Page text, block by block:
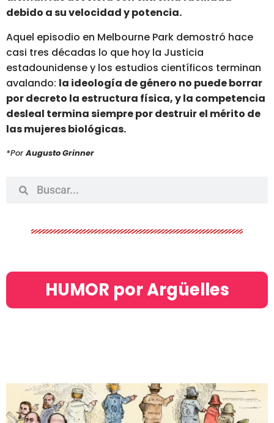
debido a su velocidad y potencia.
Aquel episodio en Melbourne Park demostró hace
casi tres décadas lo que hoy la Justicia
estadounidense y los estudios científicos terminan
avalando: la ideología de género no puede borrar
por decreto la estructura física, y la competencia
desleal termina siempre por destruir el mérito de
las mujeres biológicas.
*PorAugusto Grinner
HUMOR por Argüelles